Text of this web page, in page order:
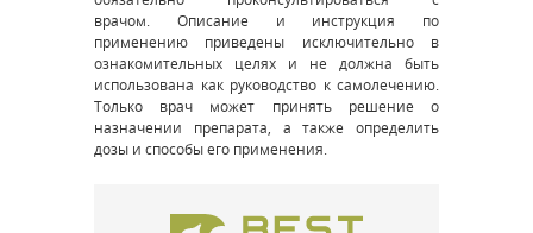
врачом. Описание и инструкция по
применению приведены исключительно в
ознакомительных целях и не должна быть
использована как руководство к самолечению.
Только врач может принять решение о
назначении препарата, а также определить
дозы и способы его применения.